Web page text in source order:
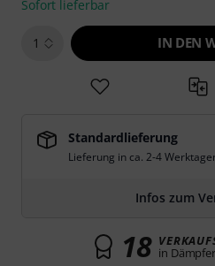
Sofort lieferbar
1 IN DEN
Standardlieferung
Lieferung in ca. 2-4
Infos zum
18 in